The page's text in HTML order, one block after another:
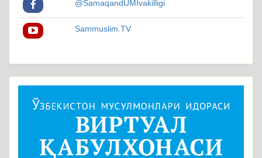
@SamaqandUMIvakilligi
Sammuslim.TV